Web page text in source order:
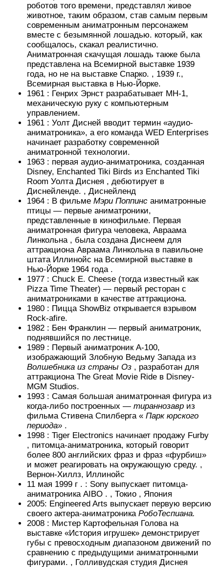
роботов того времени, представлял живое
животное, таким образом, став самым первым
современным аниматронным персонажем
вместе с безымянной лошадью. который, как
сообщалось, скакал реалистично.
Аниматронная скачущая лошадь также была
представлена ​​на Всемирной выставке 1939
года, но не на выставке Спарко. , 1939 г.,
Всемирная выставка в Нью-Йорке.
1961 : Генрих Эрнст разрабатывает MH-1,
механическую руку с компьютерным
управлением.
1961 : Уолт Дисней вводит термин «аудио-
аниматроника», а его команда WED Enterprises
начинает разработку современной
аниматронной технологии.
1963 : первая аудио-аниматроника, созданная
Disney, Enchanted Tiki Birds из Enchanted Tiki
Room Уолта Диснея , дебютирует в
Диснейленде. , Диснейленд
1964 : В фильме Мэри Поппинс аниматронные
птицы — первые аниматроники,
представленные в кинофильме. Первая
аниматронная фигура человека, Авраама
Линкольна, была создана Диснеем для
аттракциона Авраама Линкольнав павильоне
штата Иллинойс на Всемирной выставке в
Нью-Йорке 1964 года.
1977 : Chuck E. Cheese (тогда известный как
Pizza Time Theater) — первый ресторан с
аниматрониками в качестве аттракциона.
1980 : Пицца ShowBiz открывается взрывом
Rock-afire.
1982 : Бен Франклин — первый аниматроник,
поднявшийся по лестнице.
1989 : Первый аниматроник A-100,
изображающий Злобную Ведьму Запада из
Волшебника из страны Оз , разработан для
аттракциона The Great Movie Ride в Disney-
MGM Studios.
1993 : Самая большая аниматронная фигура из
когда-либо построенных — тираннозавр из
фильма Стивена Спилберга « Парк юрского
периода» .
1998 : Tiger Electronics начинает продажу Furby
, питомца-аниматроника, который говорит
более 800 английских фраз и фраз «фурбиш»
и может реагировать на окружающую среду. ,
Вернон-Хиллз, Иллинойс
11 мая 1999 г . : Sony выпускает питомца-
аниматроника AIBO . , Токио , Япония
2005: Engineered Arts выпускает первую версию
своего актера-аниматроника РобоТеспиана.
2008 : Мистер Картофельная Голова на
выставке «История игрушек» демонстрирует
губы с превосходным диапазоном движений по
сравнению с предыдущими аниматронными
фигурами. , Голливудская студия Диснея